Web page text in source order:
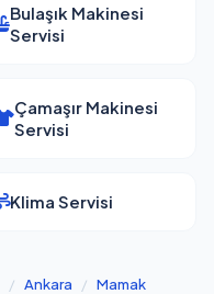
Bulaşık Makinesi
Servisi
Çamaşır Makinesi
Servisi
Klima Servisi
/ Ankara / Mamak